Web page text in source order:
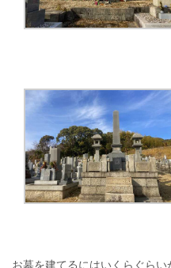
お墓を建てるにはいくらぐら